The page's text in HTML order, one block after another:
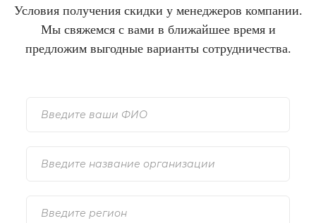
Условия получения скидки у менеджеров компании.
Мы свяжемся с вами в ближайшее время и
предложим выгодные варианты сотрудничества.